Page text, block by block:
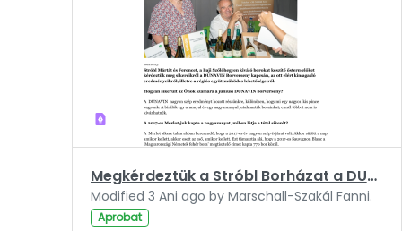
Megkérdeztük a Stróbl Borházat a DUNAVIN sikereiről.pdf
Modified 3 Ani ago by Marschall-Szakál Fanni.
Aprobat